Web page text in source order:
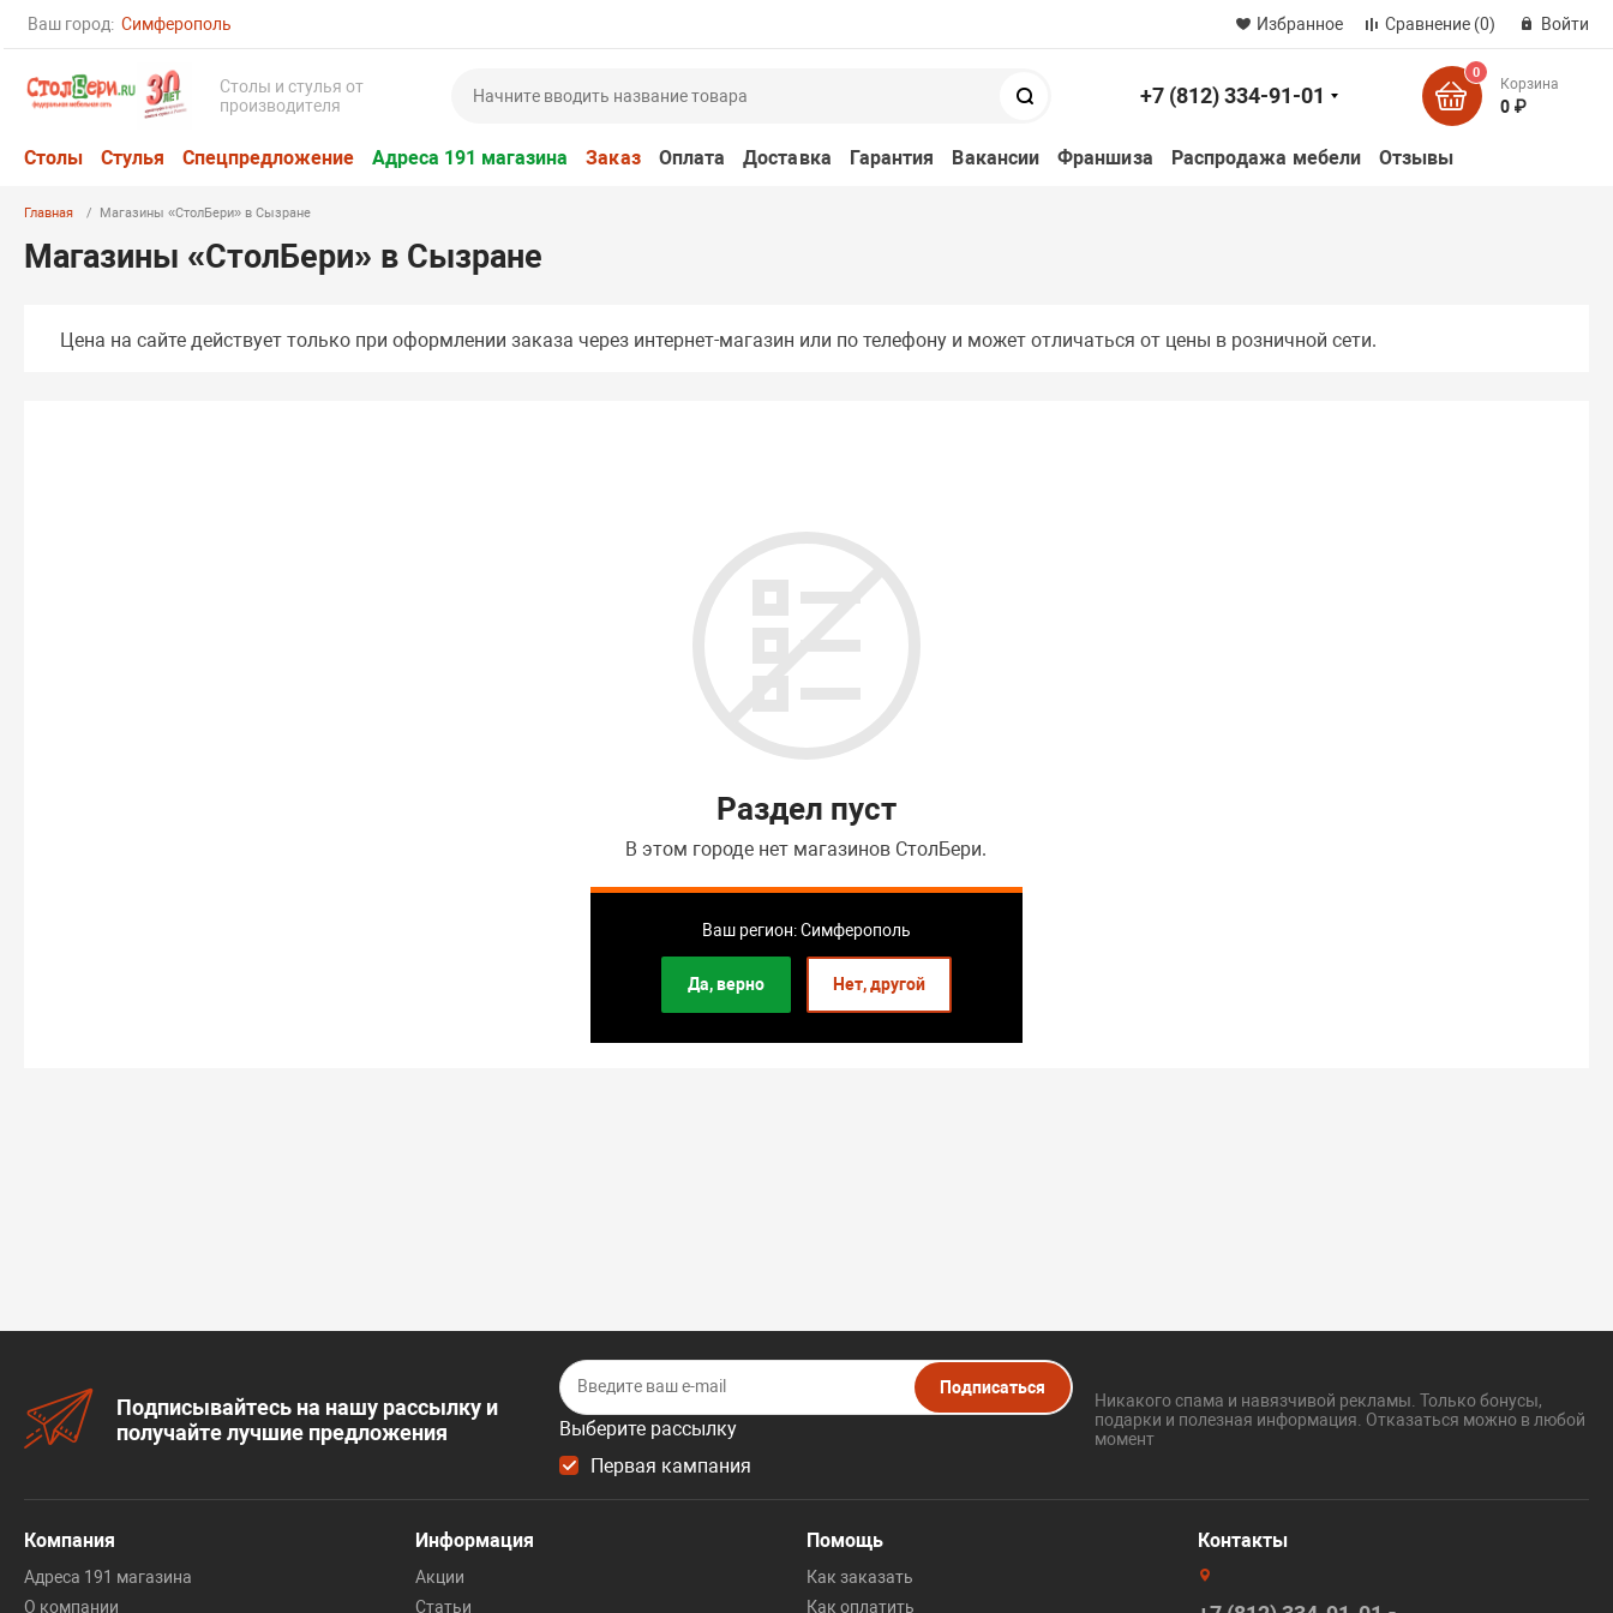
Ваш город: Симферополь
Ваш регион: Симферополь
Да, верно Нет, другой
Избранное Сравнение (0) Войти
Столы и стулья от
производителя
+7 (812) 334-91-01
0
Корзина
0 ₽
Столы Стулья Спецпредложение Адреса 191 магазина Заказ Оплата Доставка Гарантия Вакансии Франшиза Распродажа мебели Отзывы
Главная Магазины «СтолБери» в Сызране
Магазины «СтолБери» в Сызране
Цена на сайте действует только при оформлении заказа через интернет-магазин или по телефону и может отличаться от цены в розничной сети.
Раздел пуст
В этом городе нет магазинов СтолБери.
Подписывайтесь на нашу рассылку и
получайте лучшие предложения
Выберите рассылку
Первая кампания
Подписаться
Никакого спама и навязчивой рекламы. Только бонусы,
подарки и полезная информация. Отказаться можно в любой
момент
Компания
Адреса 191 магазина
О компании
Информация
Акции
Статьи
Помощь
Как заказать
Как оплатить
Контакты